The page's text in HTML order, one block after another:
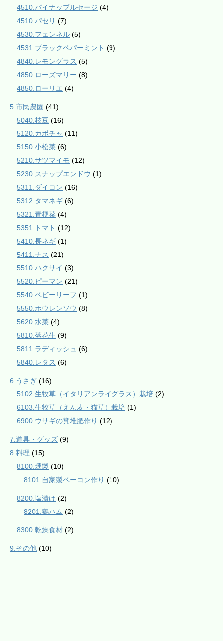
4510.パイナップルセージ (4)
4510.パセリ (7)
4530.フェンネル (5)
4531.ブラックペパーミント (9)
4840.レモングラス (5)
4850.ローズマリー (8)
4850.ローリエ (4)
5.市民農園 (41)
5040.枝豆 (16)
5120.カボチャ (11)
5150.小松菜 (6)
5210.サツマイモ (12)
5230.スナップエンドウ (1)
5311.ダイコン (16)
5312.タマネギ (6)
5321.青梗菜 (4)
5351.トマト (12)
5410.長ネギ (1)
5411.ナス (21)
5510.ハクサイ (3)
5520.ピーマン (21)
5540.ベビーリーフ (1)
5550.ホウレンソウ (8)
5620.水菜 (4)
5810.落花生 (9)
5811.ラディッシュ (6)
5840.レタス (6)
6.うさぎ (16)
5102.生牧草（イタリアンライグラス）栽培 (2)
6103.生牧草（えん麦・猫草）栽培 (1)
6900.ウサギの糞堆肥作り (12)
7.道具・グッズ (9)
8.料理 (15)
8100.燻製 (10)
8101.自家製ベーコン作り (10)
8200.塩漬け (2)
8201.鶏ハム (2)
8300.乾燥食材 (2)
9.その他 (10)